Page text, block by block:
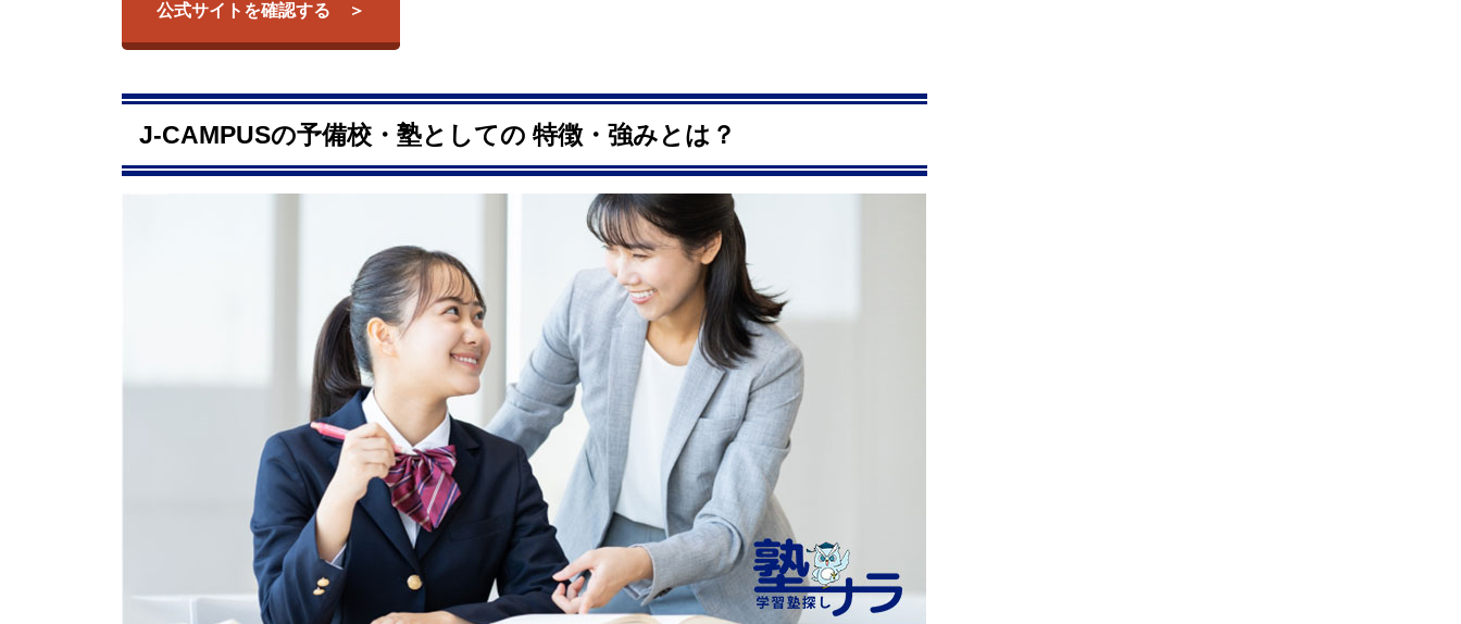
公式サイトを確認する
J-CAMPUSの予備校・塾としての 特徴・強みとは？